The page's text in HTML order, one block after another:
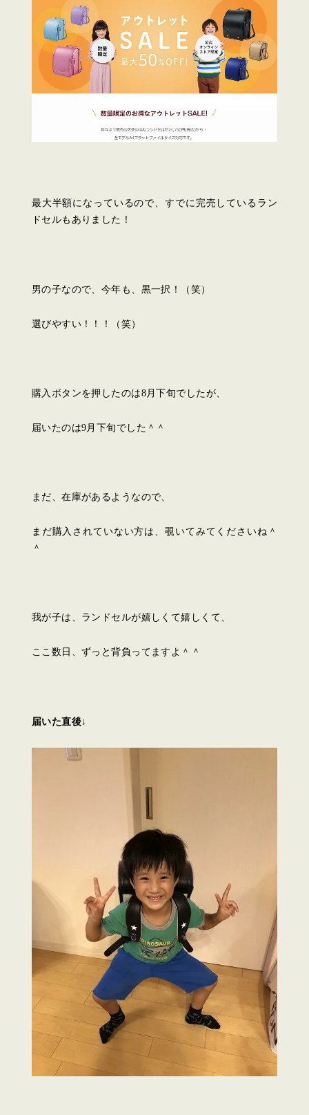
最大半額になっているので、すでに完売しているラン
ドセルもありました！
男の子なので、今年も、黒一択！（笑）
選びやすい！！！（笑）
購入ボタンを押したのは8月下旬でしたが、
届いたのは9月下旬でした＾＾
まだ、在庫があるようなので、
まだ購入されていない方は、覗いてみてくださいね＾
＾
我が子は、ランドセルが嬉しくて嬉しくて、
ここ数日、ずっと背負ってますよ＾＾
届いた直後↓